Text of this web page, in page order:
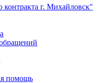
контракта г. Михайловск"
помощь